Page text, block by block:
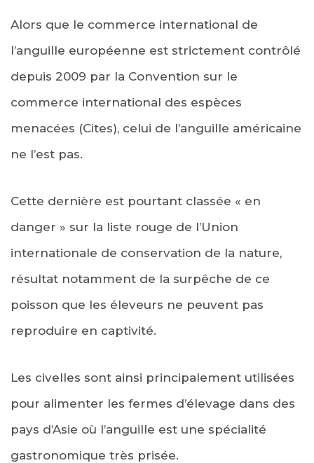
Alors que le commerce international de
l’anguille européenne est strictement contrôlé
depuis 2009 par la Convention sur le
commerce international des espèces
menacées (Cites), celui de l’anguille américaine
ne l’est pas.
Cette dernière est pourtant classée « en
danger » sur la liste rouge de l’Union
internationale de conservation de la nature,
résultat notamment de la surpêche de ce
poisson que les éleveurs ne peuvent pas
reproduire en captivité.
Les civelles sont ainsi principalement utilisées
pour alimenter les fermes d’élevage dans des
pays d’Asie où l’anguille est une spécialité
gastronomique très prisée.